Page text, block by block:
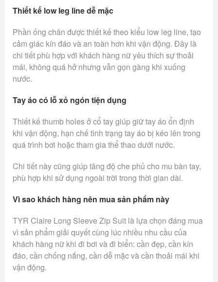
Thiết kế low leg line dễ mặc
Phần ống chân được thiết kế theo kiểu low leg line, tạo
cảm giác kín đáo và an toàn hơn khi vận động. Đây là
chi tiết phù hợp với khách hàng nữ yêu thích sự thoải
mái, không quá hở nhưng vẫn gọn gàng khi xuống
nước.
Tay áo có lỗ xỏ ngón tiện dụng
Thiết kế thumb holes ở cổ tay giúp giữ tay áo ổn định
khi vận động, hạn chế tình trạng tay áo bị kéo lên trong
quá trình bơi hoặc tham gia thể thao dưới nước.
Chi tiết này cũng giúp tăng độ che phủ cho mu bàn tay,
phù hợp khi sử dụng ngoài trời trong thời gian dài.
Vì sao khách hàng nên mua sản phẩm này
TYR Claire Long Sleeve Zip Suit là lựa chọn đáng mua
vì sản phẩm giải quyết cùng lúc nhiều nhu cầu của
khách hàng nữ khi đi bơi và đi biển: cần đẹp, cần kín
đáo, cần chống nắng, cần dễ mặc và cần thoải mái khi
vận động.